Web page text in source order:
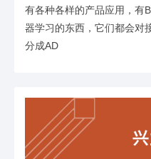
有各种各样的产品应用，有
器学习的东西，它们都会对
分成AD